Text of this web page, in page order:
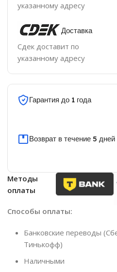
указанному адресу
Доставка
Сдек доставит по
указанному адресу
Гарантия до 1 года
Возврат в течение 5 дней
Методы
оплаты
Способы оплаты:
Банковские переводы
Тинькофф)
Наличными